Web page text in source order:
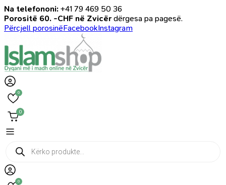
Na telefononi: +41 79 469 50 36
Porositë 60. -CHF në Zvicër dërgesa pa pagesë.
Përcjell porosinëFacebookInstagram
0
0
Products
search
0